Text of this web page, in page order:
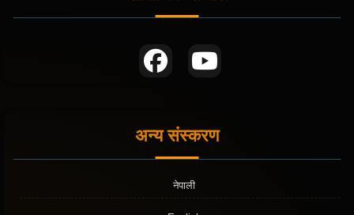
अन्य संस्करण
नेपाली